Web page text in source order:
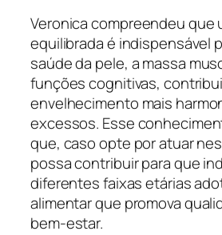
Veronica compreendeu que
equilibrada é indispensável
saúde da pele, a massa
funções cognitivas,
envelhecimento mais
excessos. Esse
que, caso opte por atuar
possa contribuir para que
diferentes faixas etárias
alimentar que promova
bem-estar.